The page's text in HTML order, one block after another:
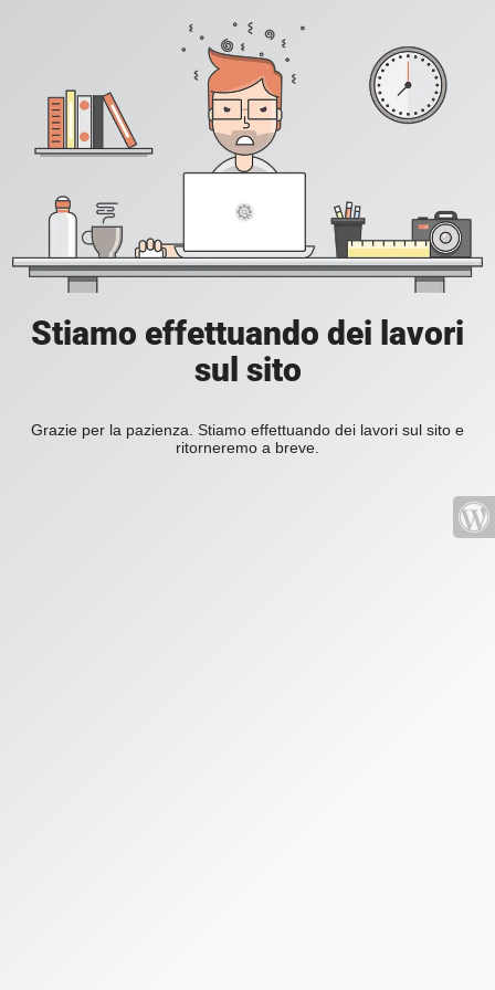
Stiamo effettuando dei lavori
sul sito
Grazie per la pazienza. Stiamo effettuando dei lavori sul sito e
ritorneremo a breve.